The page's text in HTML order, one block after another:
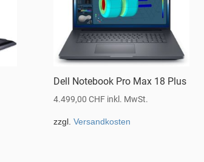
Dell Notebook Pro Max 18 Plus
4.499,00 CHF inkl. MwSt.
zzgl. Versandkosten